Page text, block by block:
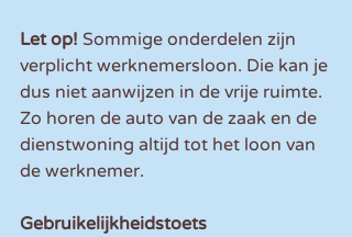
Let op! Sommige onderdelen zijn
verplicht werknemersloon. Die kan je
dus niet aanwijzen in de vrije ruimte.
Zo horen de auto van de zaak en de
dienstwoning altijd tot het loon van
de werknemer.
Gebruikelijkheidstoets